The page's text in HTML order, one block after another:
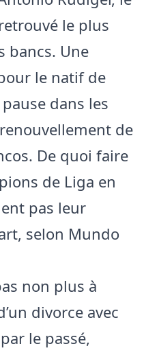
le plus
bancs. Une
le natif de
dans les
de
De quoi faire
de Liga en
pas leur
selon Mundo
non plus à
divorce avec
le passé,